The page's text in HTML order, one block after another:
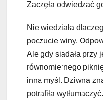
Zaczęła odwiedzać
Nie wiedziała
poczucie winy.
Ale gdy siadała przy
równomiernego
inna myśl. Dziwna
potrafiła wytłumaczyć.